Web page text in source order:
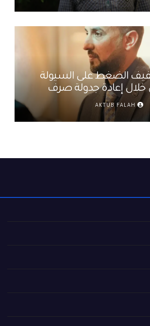
الضغط على السيولة
خلال إعادة جدولة صرف
رواتب الموظفين في العراق د. عمر
AKTUB FALAH